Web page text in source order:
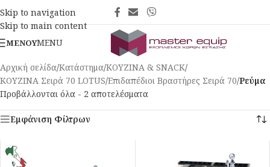
Skip to navigation
Skip to main content
ΜΕΝΟΎMENU
Αρχική σελίδα/Κατάστημα/ΚΟΥΖΙΝΑ & SNACK/
ΚΟΥΖΙΝΑ Σειρά 70 LOTUS/Επιδαπέδιοι Βραστήρες Σειρά 70/Ρεύμα
Προβάλλονται όλα - 2 αποτελέσματα
Εμφάνιση Φίλτρων